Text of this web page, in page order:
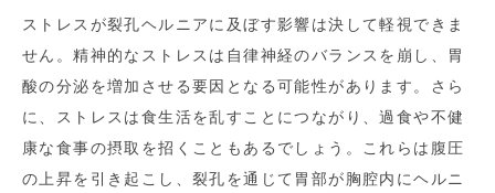
ストレスが裂孔ヘルニアに及ぼす影響は決して軽視できま
せん。精神的なストレスは自律神経のバランスを崩し、胃
酸の分泌を増加させる要因となる可能性があります。さら
に、ストレスは食生活を乱すことにつながり、過食や不健
康な食事の摂取を招くこともあるでしょう。これらは腹圧
の上昇を引き起こし、裂孔を通じて胃部が胸腔内にヘルニ